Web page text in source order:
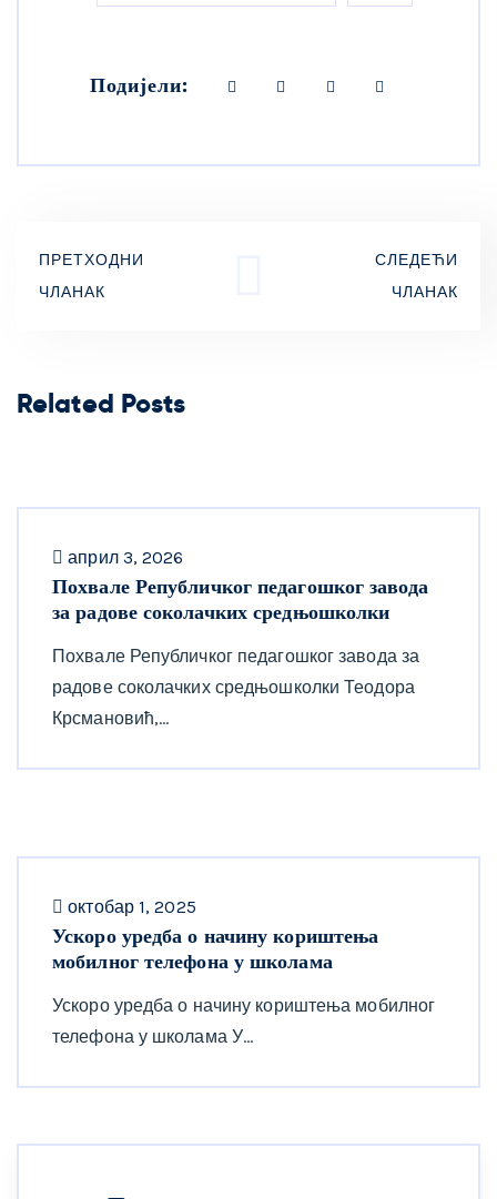
Подијели:
ПРЕТХОДНИ
ЧЛАНАК
СЛЕДЕЋИ
ЧЛАНАК
Related Posts
април 3, 2026
Похвале Републичког педагошког завода
за радове соколачких средњошколки
Похвале Републичког педагошког завода за
радове соколачких средњошколки Теодора
Крсмановић,…
октобар 1, 2025
Ускоро уредба о начину кориштења
мобилног телефона у школама
Ускоро уредба о начину кориштења мобилног
телефона у школама У…